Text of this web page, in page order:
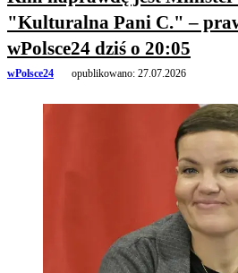
"Kulturalna Pani C." –
wPolsce24 dziś o 20:05
wPolsce24 opublikowano: 27.07.2026